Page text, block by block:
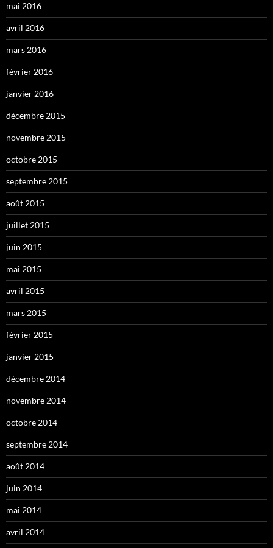
mai 2016
avril 2016
mars 2016
février 2016
janvier 2016
décembre 2015
novembre 2015
octobre 2015
septembre 2015
août 2015
juillet 2015
juin 2015
mai 2015
avril 2015
mars 2015
février 2015
janvier 2015
décembre 2014
novembre 2014
octobre 2014
septembre 2014
août 2014
juin 2014
mai 2014
avril 2014